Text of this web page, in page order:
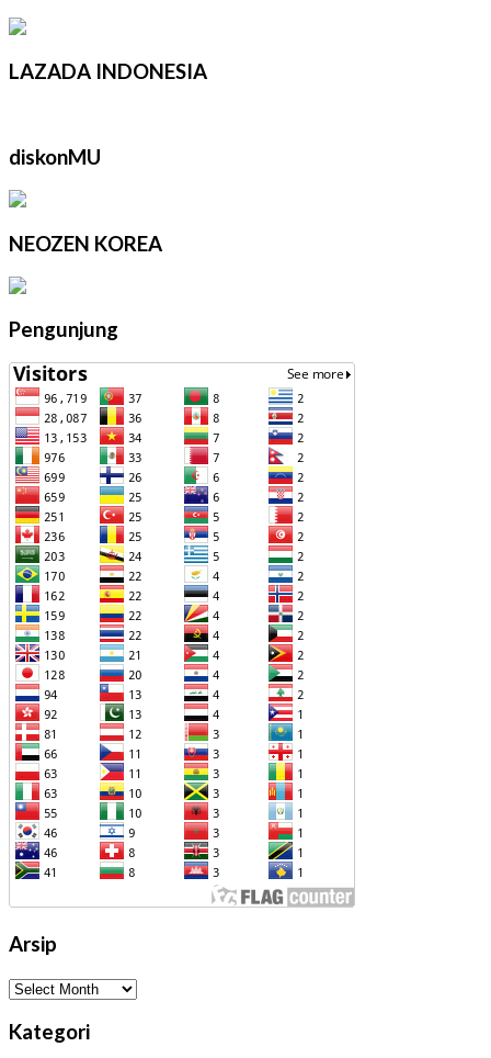
LAZADA INDONESIA
diskonMU
NEOZEN KOREA
Pengunjung
Arsip
Arsip
Kategori